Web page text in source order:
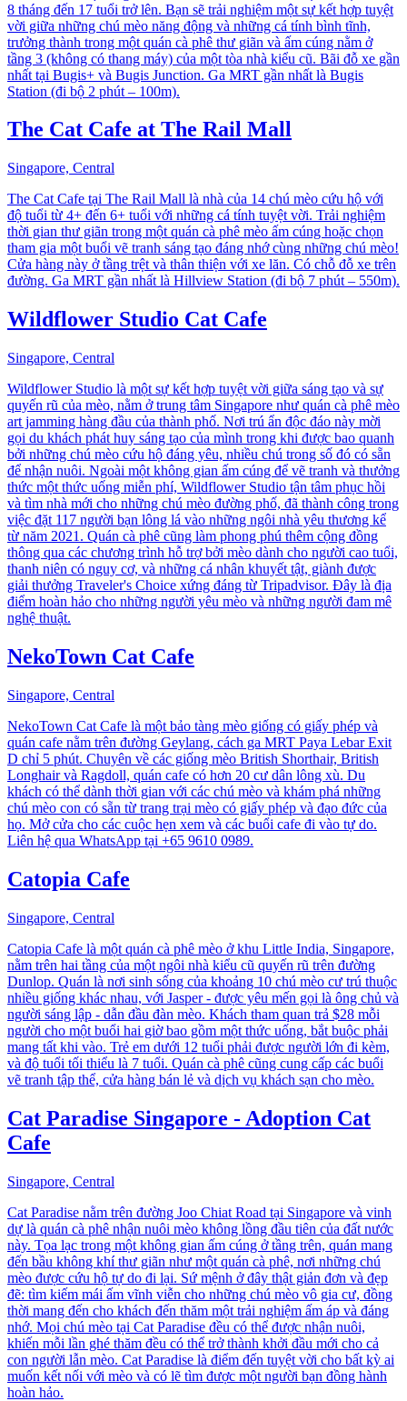
8 tháng đến 17 tuổi trở lên. Bạn sẽ trải nghiệm một sự kết hợp tuyệt
vời giữa những chú mèo năng động và những cá tính bình tĩnh,
trưởng thành trong một quán cà phê thư giãn và ấm cúng nằm ở
tầng 3 (không có thang máy) của một tòa nhà kiểu cũ. Bãi đỗ xe gần
nhất tại Bugis+ và Bugis Junction. Ga MRT gần nhất là Bugis
Station (đi bộ 2 phút – 100m).
The Cat Cafe at The Rail Mall
Singapore, Central
The Cat Cafe tại The Rail Mall là nhà của 14 chú mèo cứu hộ với
độ tuổi từ 4+ đến 6+ tuổi với những cá tính tuyệt vời. Trải nghiệm
thời gian thư giãn trong một quán cà phê mèo ấm cúng hoặc chọn
tham gia một buổi vẽ tranh sáng tạo đáng nhớ cùng những chú mèo!
Cửa hàng này ở tầng trệt và thân thiện với xe lăn. Có chỗ đỗ xe trên
đường. Ga MRT gần nhất là Hillview Station (đi bộ 7 phút – 550m).
Wildflower Studio Cat Cafe
Singapore, Central
Wildflower Studio là một sự kết hợp tuyệt vời giữa sáng tạo và sự
quyến rũ của mèo, nằm ở trung tâm Singapore như quán cà phê mèo
art jamming hàng đầu của thành phố. Nơi trú ẩn độc đáo này mời
gọi du khách phát huy sáng tạo của mình trong khi được bao quanh
bởi những chú mèo cứu hộ đáng yêu, nhiều chú trong số đó có sẵn
để nhận nuôi. Ngoài một không gian ấm cúng để vẽ tranh và thưởng
thức một thức uống miễn phí, Wildflower Studio tận tâm phục hồi
và tìm nhà mới cho những chú mèo đường phố, đã thành công trong
việc đặt 117 người bạn lông lá vào những ngôi nhà yêu thương kể
từ năm 2021. Quán cà phê cũng làm phong phú thêm cộng đồng
thông qua các chương trình hỗ trợ bởi mèo dành cho người cao tuổi,
thanh niên có nguy cơ, và những cá nhân khuyết tật, giành được
giải thưởng Traveler's Choice xứng đáng từ Tripadvisor. Đây là địa
điểm hoàn hảo cho những người yêu mèo và những người đam mê
nghệ thuật.
NekoTown Cat Cafe
Singapore, Central
NekoTown Cat Cafe là một bảo tàng mèo giống có giấy phép và
quán cafe nằm trên đường Geylang, cách ga MRT Paya Lebar Exit
D chỉ 5 phút. Chuyên về các giống mèo British Shorthair, British
Longhair và Ragdoll, quán cafe có hơn 20 cư dân lông xù. Du
khách có thể dành thời gian với các chú mèo và khám phá những
chú mèo con có sẵn từ trang trại mèo có giấy phép và đạo đức của
họ. Mở cửa cho các cuộc hẹn xem và các buổi cafe đi vào tự do.
Liên hệ qua WhatsApp tại +65 9610 0989.
Catopia Cafe
Singapore, Central
Catopia Cafe là một quán cà phê mèo ở khu Little India, Singapore,
nằm trên hai tầng của một ngôi nhà kiểu cũ quyến rũ trên đường
Dunlop. Quán là nơi sinh sống của khoảng 10 chú mèo cư trú thuộc
nhiều giống khác nhau, với Jasper - được yêu mến gọi là ông chủ và
người sáng lập - dẫn đầu đàn mèo. Khách tham quan trả $28 mỗi
người cho một buổi hai giờ bao gồm một thức uống, bắt buộc phải
mang tất khi vào. Trẻ em dưới 12 tuổi phải được người lớn đi kèm,
và độ tuổi tối thiểu là 7 tuổi. Quán cà phê cũng cung cấp các buổi
vẽ tranh tập thể, cửa hàng bán lẻ và dịch vụ khách sạn cho mèo.
Cat Paradise Singapore - Adoption Cat
Cafe
Singapore, Central
Cat Paradise nằm trên đường Joo Chiat Road tại Singapore và vinh
dự là quán cà phê nhận nuôi mèo không lồng đầu tiên của đất nước
này. Tọa lạc trong một không gian ấm cúng ở tầng trên, quán mang
đến bầu không khí thư giãn như một quán cà phê, nơi những chú
mèo được cứu hộ tự do đi lại. Sứ mệnh ở đây thật giản đơn và đẹp
đẽ: tìm kiếm mái ấm vĩnh viễn cho những chú mèo vô gia cư, đồng
thời mang đến cho khách đến thăm một trải nghiệm ấm áp và đáng
nhớ. Mọi chú mèo tại Cat Paradise đều có thể được nhận nuôi,
khiến mỗi lần ghé thăm đều có thể trở thành khởi đầu mới cho cả
con người lẫn mèo. Cat Paradise là điểm đến tuyệt vời cho bất kỳ ai
muốn kết nối với mèo và có lẽ tìm được một người bạn đồng hành
hoàn hảo.